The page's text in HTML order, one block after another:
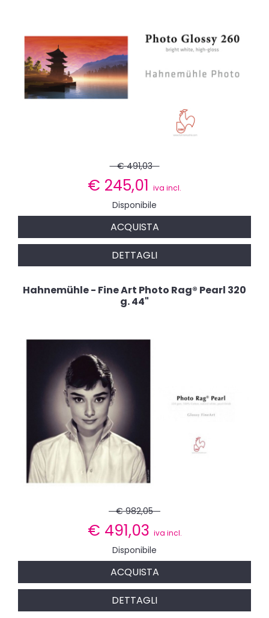
€ 491,03
€ 245,01 iva incl.
Disponibile
ACQUISTA
DETTAGLI
Hahnemühle - Fine Art Photo Rag® Pearl 320
g. 44"
€ 982,05
€ 491,03 iva incl.
Disponibile
ACQUISTA
DETTAGLI